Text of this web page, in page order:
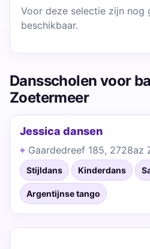
Voor deze selectie zijn nog
beschikbaar.
Dansscholen voor
Zoetermeer
Jessica dansen
Gaardedreef 185, 2728az
Stijldans Kinderdans
Argentijnse tango